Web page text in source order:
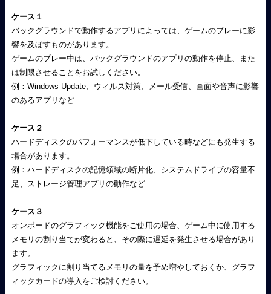
ケース１
バックグラウンドで動作するアプリによっては、ゲームのプレーに影
響を及ぼすものがあります。
ゲームのプレー中は、バックグラウンドのアプリの動作を停止、また
は制限させることをお試しください。
例：Windows Update、ウィルス対策、メール受信、画面や音声に影響
のあるアプリなど
ケース２
ハードディスクのパフォーマンスが低下している時などにも発生する
場合があります。
例：ハードディスクの記憶領域の断片化、システムドライブの容量不
足、ストレージ管理アプリの動作など
ケース３
オンボードのグラフィック機能をご使用の場合、ゲーム中に使用する
メモリの割り当てが変わると、その際に遅延を発生させる場合があり
ます。
グラフィックに割り当てるメモリの量を予め増やしておくか、グラフ
ィックカードの導入をご検討ください。